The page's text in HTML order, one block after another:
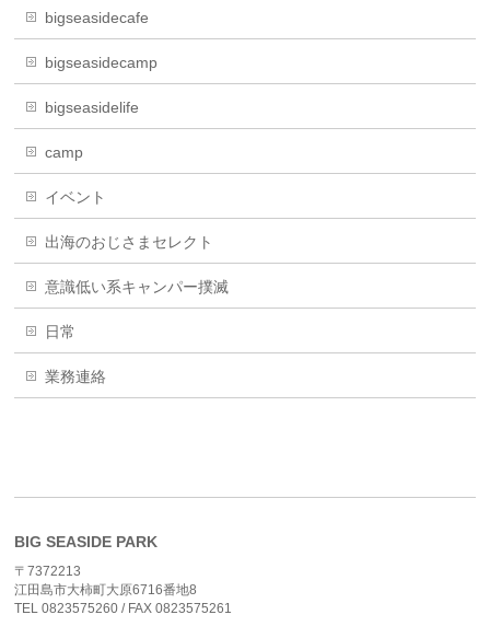
bigseasidecafe
bigseasidecamp
bigseasidelife
camp
イベント
出海のおじさまセレクト
意識低い系キャンパー撲滅
日常
業務連絡
BIG SEASIDE PARK
〒7372213
江田島市大柿町大原6716番地8
TEL 0823575260 / FAX 0823575261